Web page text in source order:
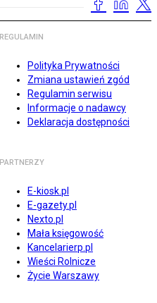
REGULAMIN
Polityka Prywatności
Zmiana ustawień zgód
Regulamin serwisu
Informacje o nadawcy
Deklaracja dostępności
PARTNERZY
E-kiosk.pl
E-gazety.pl
Nexto.pl
Mała księgowość
Kancelarierp.pl
Wieści Rolnicze
Życie Warszawy